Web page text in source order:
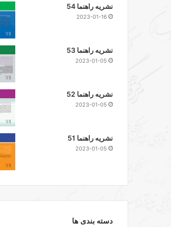
نشریه راهنما 54
2023-01-16
نشریه راهنما 53
2023-01-05
نشریه راهنما 52
2023-01-05
نشریه راهنما 51
2023-01-05
دسته بندی ها